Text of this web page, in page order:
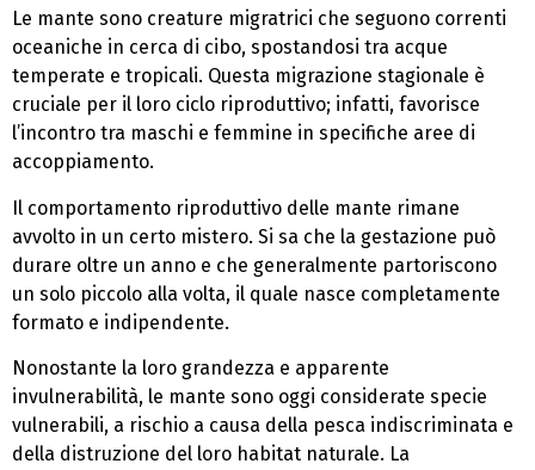
Le mante sono creature migratrici che seguono correnti
oceaniche in cerca di cibo, spostandosi tra acque
temperate e tropicali. Questa migrazione stagionale è
cruciale per il loro ciclo riproduttivo; infatti, favorisce
l’incontro tra maschi e femmine in specifiche aree di
accoppiamento.
Il comportamento riproduttivo delle mante rimane
avvolto in un certo mistero. Si sa che la gestazione può
durare oltre un anno e che generalmente partoriscono
un solo piccolo alla volta, il quale nasce completamente
formato e indipendente.
Nonostante la loro grandezza e apparente
invulnerabilità, le mante sono oggi considerate specie
vulnerabili, a rischio a causa della pesca indiscriminata e
della distruzione del loro habitat naturale. La